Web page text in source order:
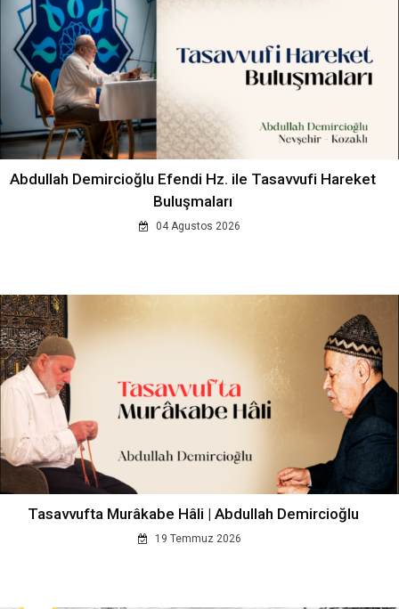
Abdullah Demircioğlu Efendi Hz. ile Tasavvufi Hareket
Buluşmaları
04 Agustos 2026
Tasavvufta Murâkabe Hâli | Abdullah Demircioğlu
19 Temmuz 2026